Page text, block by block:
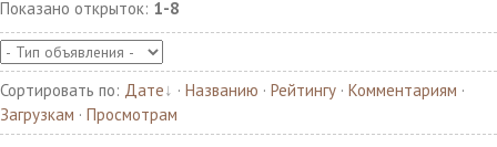
Показано открыток: 1-8
Сортировать по: Дате · Названию · Рейтингу · Комментариям ·
Загрузкам · Просмотрам